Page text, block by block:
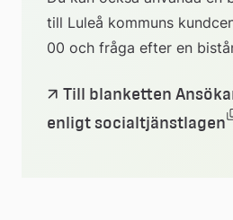
till Luleå kommuns
00 och fråga efter en
Till blanketten
enligt socialtjänstlagen